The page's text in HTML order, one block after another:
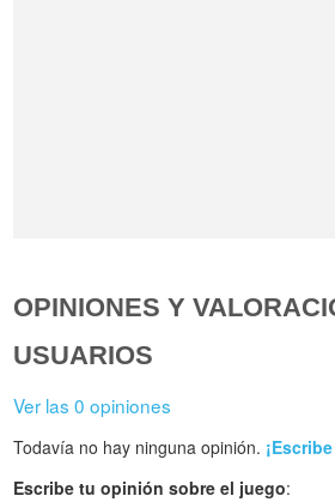
OPINIONES Y
USUARIOS
Ver las 0 opiniones
Todavía no hay ninguna opinión.
Escribe tu opinión sobre el juego: